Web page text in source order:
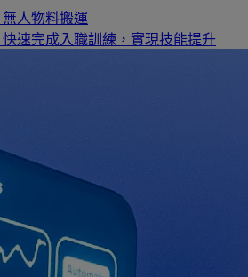
無人物料搬運
快速完成入職訓練，實現技能提升